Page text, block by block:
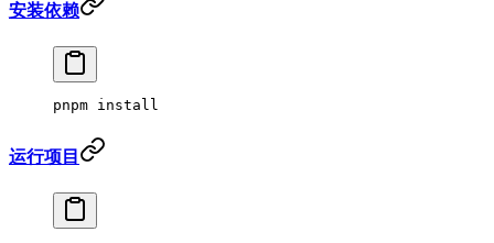
安装依赖
pnpm install
运行项目